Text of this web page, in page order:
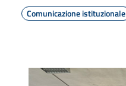
Comunicazione istituzionale